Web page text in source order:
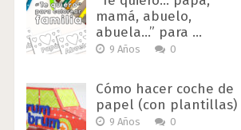
mamá, abuelo,
abuela…” para …
9 Años 0
Cómo hacer coche de
papel (con plantillas)
9 Años 0